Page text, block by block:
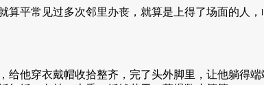
常见过多次邻里办丧，就算是上得了场面的人
他穿衣戴帽收拾整齐，完了头外脚里，让他躺得